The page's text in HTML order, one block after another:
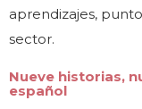
aprendizajes,
sector.
Nueve historias,
español